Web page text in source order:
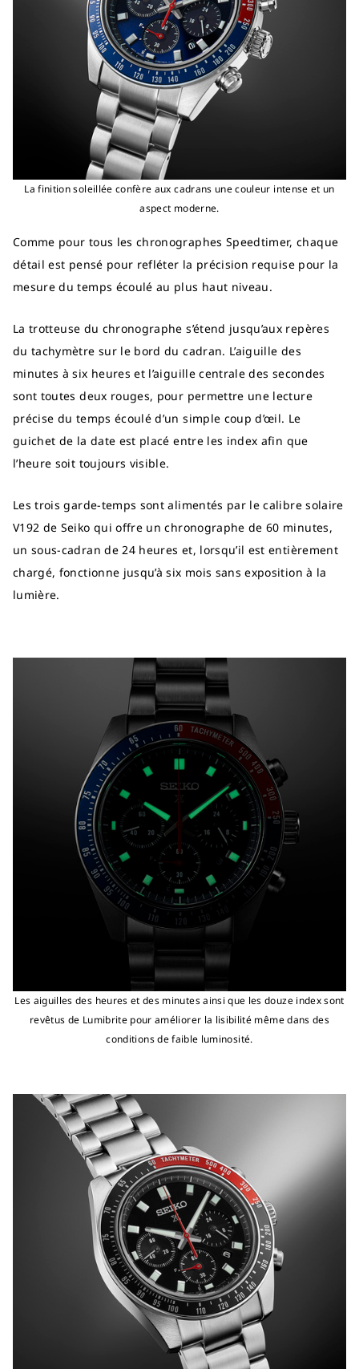
La finition soleillée confère aux cadrans une couleur intense et un
aspect moderne.
Comme pour tous les chronographes Speedtimer, chaque
détail est pensé pour refléter la précision requise pour la
mesure du temps écoulé au plus haut niveau.
La trotteuse du chronographe s’étend jusqu’aux repères
du tachymètre sur le bord du cadran. L’aiguille des
minutes à six heures et l’aiguille centrale des secondes
sont toutes deux rouges, pour permettre une lecture
précise du temps écoulé d’un simple coup d’œil. Le
guichet de la date est placé entre les index afin que
l’heure soit toujours visible.
Les trois garde-temps sont alimentés par le calibre solaire
V192 de Seiko qui offre un chronographe de 60 minutes,
un sous-cadran de 24 heures et, lorsqu’il est entièrement
chargé, fonctionne jusqu’à six mois sans exposition à la
lumière.
Les aiguilles des heures et des minutes ainsi que les douze index sont
revêtus de Lumibrite pour améliorer la lisibilité même dans des
conditions de faible luminosité.